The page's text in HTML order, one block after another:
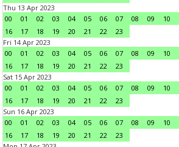
Thu 13 Apr 2023
00
01 02 03 04 05 06 07 08 09 10
16
17 18 19 20 21 22
23
Fri 14 Apr 2023
00
01 02 03 04 05 06 07 08 09 10
16
17 18 19 20 21 22
23
Sat 15 Apr 2023
00
01 02 03 04 05 06 07 08 09 10
16
17 18 19 20 21 22
23
Sun 16 Apr 2023
00
01 02 03 04 05 06 07 08 09 10
16
17 18 19 20 21 22
23